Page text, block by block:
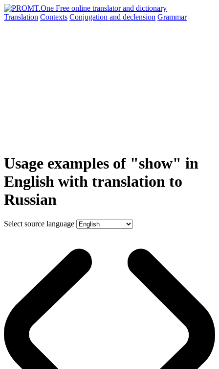
Translation Contexts Conjugation and declension Grammar
Usage examples of "show" in
English with translation to
Russian
Select source language